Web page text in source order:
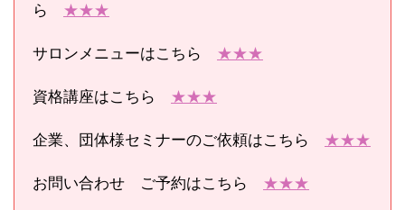
ら ★★★
サロンメニューはこちら ★★★
資格講座はこちら ★★★
企業、団体様セミナーのご依頼はこちら ★★★
お問い合わせ ご予約はこちら ★★★